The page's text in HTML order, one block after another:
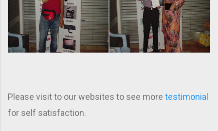
Please visit to our websites to see more testimonial
for self satisfaction.